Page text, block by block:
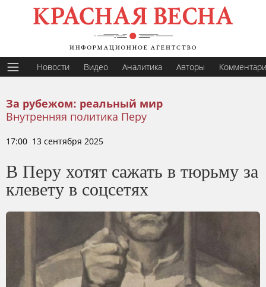
Новости Видео Аналитика Авторы
За рубежом: реальный мир
Внутренняя политика Перу
17:00 13 сентября 2025
В Перу хотят сажать в тюрьму за
клевету в соцсетях